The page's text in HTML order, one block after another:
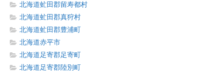
北海道虻田郡留寿都村
北海道虻田郡真狩村
北海道虻田郡豊浦町
北海道赤平市
北海道足寄郡足寄町
北海道足寄郡陸別町